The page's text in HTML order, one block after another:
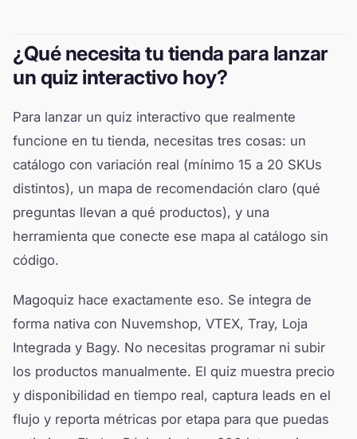
¿Qué necesita tu tienda para lanzar
un quiz interactivo hoy?
Para lanzar un quiz interactivo que realmente
funcione en tu tienda, necesitas tres cosas: un
catálogo con variación real (mínimo 15 a 20 SKUs
distintos), un mapa de recomendación claro (qué
preguntas llevan a qué productos), y una
herramienta que conecte ese mapa al catálogo sin
código.
Magoquiz hace exactamente eso. Se integra de
forma nativa con Nuvemshop, VTEX, Tray, Loja
Integrada y Bagy. No necesitas programar ni subir
los productos manualmente. El quiz muestra precio
y disponibilidad en tiempo real, captura leads en el
flujo y reporta métricas por etapa para que puedas